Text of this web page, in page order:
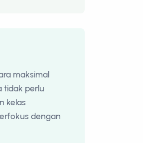
maksimal
tidak perlu
kelas
dengan